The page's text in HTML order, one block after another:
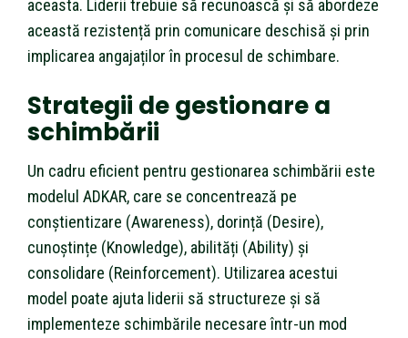
aceasta. Liderii trebuie să recunoască și să abordeze
această rezistență prin comunicare deschisă și prin
implicarea angajaților în procesul de schimbare.
Strategii de gestionare a
schimbării
Un cadru eficient pentru gestionarea schimbării este
modelul ADKAR, care se concentrează pe
conștientizare (Awareness), dorință (Desire),
cunoștințe (Knowledge), abilități (Ability) și
consolidare (Reinforcement). Utilizarea acestui
model poate ajuta liderii să structureze și să
implementeze schimbările necesare într-un mod